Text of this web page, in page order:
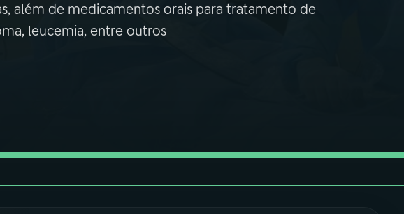
além de medicamentos orais para tratamento de
leucemia, entre outros